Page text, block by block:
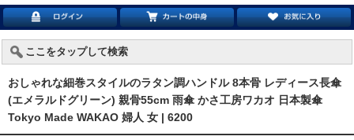
ここをタップして検索
おしゃれな細巻スタイルのラタン調ハンドル 8本骨 レディース長傘
(エメラルドグリーン) 親骨55cm 雨傘 かさ工房ワカオ 日本製傘
Tokyo Made WAKAO 婦人 女 | 6200